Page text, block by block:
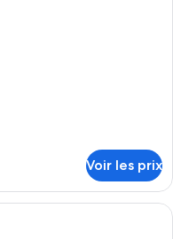
Voir les prix